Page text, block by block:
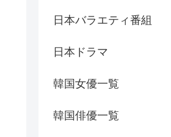
日本バラエティ番組
日本ドラマ
韓国女優一覧
韓国俳優一覧